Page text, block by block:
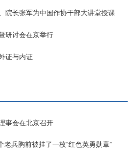
院长张军为中国作协干部大讲堂授课
研讨会在京举行
证与内证
事会在北京召开
老兵胸前被挂了一枚“红色英勇勋章”